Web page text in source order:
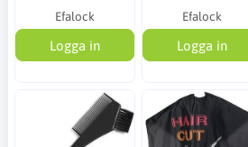
Efalock
Logga in
Efalock
Logga in